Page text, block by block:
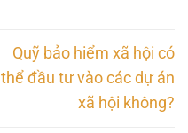
Quỹ bảo hiểm xã hội có
thể đầu tư vào các dự án
xã hội không?